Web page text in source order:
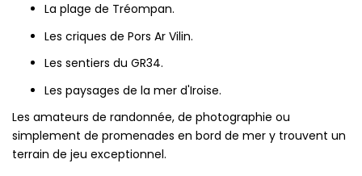
La plage de Tréompan.
Les criques de Pors Ar Vilin.
Les sentiers du GR34.
Les paysages de la mer d'Iroise.
Les amateurs de randonnée, de photographie ou
simplement de promenades en bord de mer y trouvent un
terrain de jeu exceptionnel.